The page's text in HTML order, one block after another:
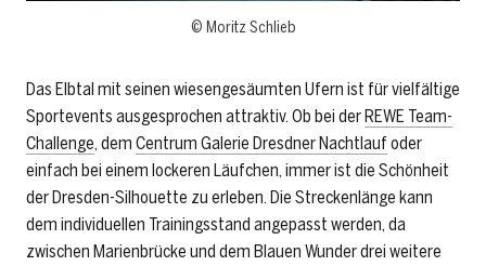
© Moritz Schlieb
Das Elbtal mit seinen wiesengesäumten Ufern ist für vielfältige
Sportevents ausgesprochen attraktiv. Ob bei derREWE Team-
Challenge, dem Centrum Galerie Dresdner Nachtlauf oder
einfach bei einem lockeren Läufchen, immer ist die Schönheit
der Dresden-Silhouette zu erleben. Die Streckenlänge kann
dem individuellen Trainingsstand angepasst werden, da
zwischen Marienbrücke und dem Blauen Wunder drei weitere